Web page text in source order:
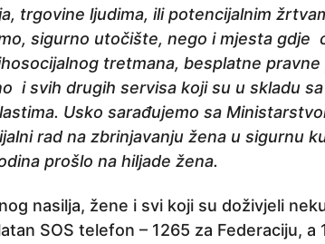
trgovine ljudima, ili potencijalnim
sigurno utočište, nego i mjesta gdje
tretmana, besplatne pravne
i svih drugih servisa koji su u skladu
Usko sarađujemo sa
rad na zbrinjavanju žena u sigurnu
prošlo na hiljade žena.
nasilja, žene i svi koji su doživjeli
SOS telefon – 1265 za Federaciju, a